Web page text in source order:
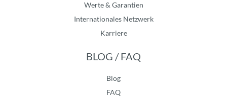
Werte & Garantien
Internationales Netzwerk
Karriere
BLOG / FAQ
Blog
FAQ